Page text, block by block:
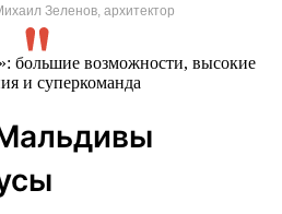
Зеленов, архитектор